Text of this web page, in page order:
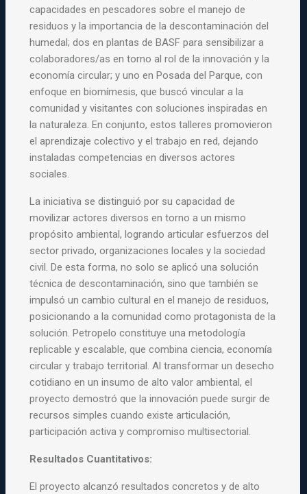
capacidades en pescadores sobre el manejo de
residuos y la importancia de la descontaminación del
humedal; dos en plantas de BASF para sensibilizar a
colaboradores/as en torno al rol de la innovación y la
economía circular; y uno en Posada del Parque, con
enfoque en biomímesis, que buscó vincular a la
comunidad y visitantes con soluciones inspiradas en
la naturaleza. En conjunto, estos talleres promovieron
el aprendizaje colectivo y el trabajo en red, dejando
instaladas competencias en diversos actores
sociales.
La iniciativa se distinguió por su capacidad de
movilizar actores diversos en torno a un mismo
propósito ambiental, logrando articular esfuerzos del
sector privado, organizaciones locales y la sociedad
civil. De esta forma, no solo se aplicó una solución
técnica de descontaminación, sino que también se
impulsó un cambio cultural en el manejo de residuos,
posicionando a la comunidad como protagonista de la
solución. Petropelo constituye una metodología
replicable y escalable, que combina ciencia, economía
circular y trabajo territorial. Al transformar un desecho
cotidiano en un insumo de alto valor ambiental, el
proyecto demostró que la innovación puede surgir de
recursos simples cuando existe articulación,
participación activa y compromiso multisectorial.
Resultados Cuantitativos:
El proyecto alcanzó resultados concretos y de alto